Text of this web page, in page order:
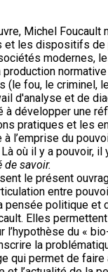
Michel Foucault
et les dispositifs de
modernes,
(le fou, le criminel,
d'analyse et de
à développer une
pratiques et les
à l’emprise du
où il y a pouvoir, il
de savoir.
le présent
entre
politique et
Elles
l’hypothèse du «
la
qui permet de faire